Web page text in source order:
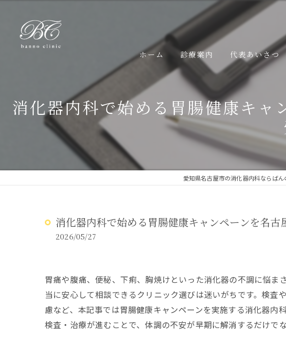
ホーム 診療案内
胃カメラ検査
大腸カメラ検査
高血圧について
脂質異常症について
アレルギーについて
代表あいさつ
消化器内科で始める胃腸健康キャ
愛知県名古屋市の消化器内科ならばん
消化器内科で始める胃腸健康キャンペーンを名
2026/05/27
胃痛や腹痛、便秘、下痢、胸焼けといった消化器の不調に悩
当に安心して相談できるクリニック選びは迷いがちです。検
慮など、本記事では胃腸健康キャンペーンを実施する消化器内
検査・治療が進むことで、体調の不安が早期に解消するだけで